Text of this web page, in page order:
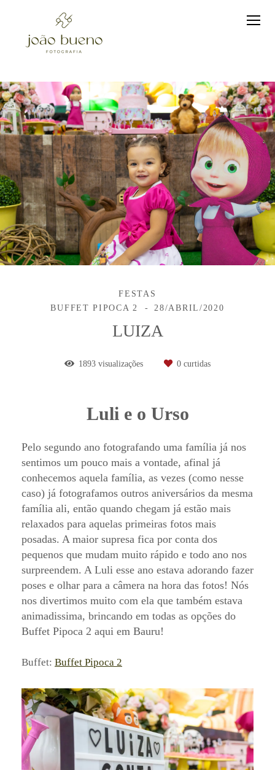
FESTAS
BUFFET PIPOCA 2
28/ABRIL/2020
LUIZA
1893 visualizações 0 curtidas
Luli e o Urso
Pelo segundo ano fotografando uma família já nos
sentimos um pouco mais a vontade, afinal já
conhecemos aquela família, as vezes (como nesse
caso) já fotografamos outros aniversários da mesma
família ali, então quando chegam já estão mais
relaxados para aquelas primeiras fotos mais
posadas. A maior supresa fica por conta dos
pequenos que mudam muito rápido e todo ano nos
surpreendem. A Luli esse ano estava adorando fazer
poses e olhar para a câmera na hora das fotos! Nós
nos divertimos muito com ela que também estava
animadissima, brincando em todas as opções do
Buffet Pipoca 2 aqui em Bauru!
Buffet: Buffet Pipoca 2